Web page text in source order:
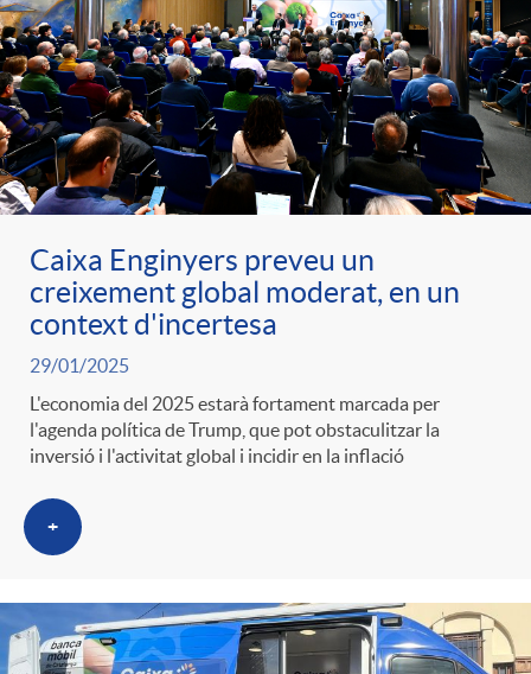
Caixa Enginyers preveu un
creixement global moderat, en un
context d'incertesa
29/01/2025
L'economia del 2025 estarà fortament marcada per
l'agenda política de Trump, que pot obstaculitzar la
inversió i l'activitat global i incidir en la inflació
+